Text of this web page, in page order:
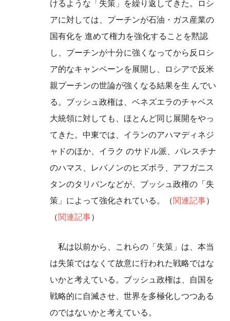
けるような「失策」を繰り返してきた。ロシ
アに対しては、プーチンが石油・ガス産業の
国有化を 進めて権力を強化することを黙認
し、プーチンが十分に強くなってから反ロシ
ア的なキャンペーンを展開し、ロシアで反米
親プーチンの世論が強くなる結果を生 んでい
る。ブッシュ政権は、ベネズエラのチャベス
大統領に対しても、ほとんど同じ展開をやっ
てきた。中東では、イランのアハマディネジ
ャドのほか、イラク のサドル派、パレスチナ
のハマス、レバノンのヒズボラ、アフガニス
タンのタリバンなどが、ブッシュ政権の「失
策」によって強化されている。（関連記事）
（関連記事）
私は以前から、これらの「失策」は、本当
は失策ではなくて故意に行われた戦略ではな
いかと考えている。ブッシュ政権は、自国を
戦略的に自滅させ、世界を多極化しつつある
のではないかと考えている。